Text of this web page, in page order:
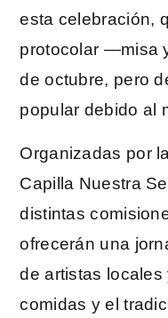
esta celebración,
protocolar —misa
de octubre, pero
popular debido al
Organizadas por
Capilla Nuestra
distintas
ofrecerán una
de artistas
comidas y el